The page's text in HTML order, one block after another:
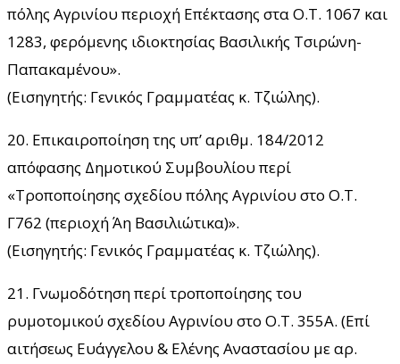
πόλης Αγρινίου περιοχή Επέκτασης στα Ο.Τ. 1067 και
1283, φερόμενης ιδιοκτησίας Βασιλικής Τσιρώνη-
Παπακαμένου».
(Εισηγητής: Γενικός Γραμματέας κ. Τζιώλης).
20. Επικαιροποίηση της υπ’ αριθμ. 184/2012
απόφασης Δημοτικού Συμβουλίου περί
«Τροποποίησης σχεδίου πόλης Αγρινίου στο Ο.Τ.
Γ762 (περιοχή Άη Βασιλιώτικα)».
(Εισηγητής: Γενικός Γραμματέας κ. Τζιώλης).
21. Γνωμοδότηση περί τροποποίησης του
ρυμοτομικού σχεδίου Αγρινίου στο Ο.Τ. 355Α. (Επί
αιτήσεως Ευάγγελου & Ελένης Αναστασίου με αρ.